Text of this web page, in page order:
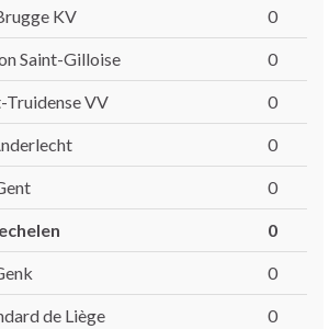
KV 0
Saint-Gilloise 0
Truidense VV 0
0
0
0
0
de Liège 0